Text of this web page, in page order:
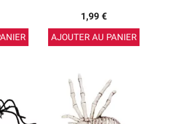
1,99 €
AJOUTER AU PANIER